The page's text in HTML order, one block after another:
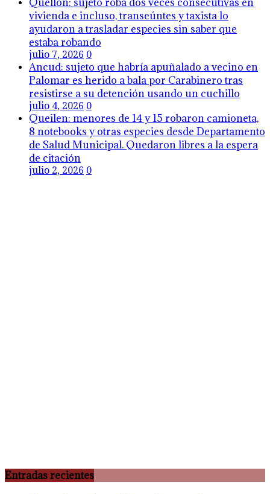
vivienda e incluso, transeúntes y taxista lo
ayudaron a trasladar especies sin saber que
estaba robando
julio 7, 2026 0
Ancud: sujeto que habría apuñalado a vecino en
Palomar es herido a bala por Carabinero tras
resistirse a su detención usando un cuchillo
julio 4, 2026 0
Queilen: menores de 14 y 15 robaron camioneta,
8 notebooks y otras especies desde Departamento
de Salud Municipal. Quedaron libres a la espera
de citación
julio 2, 2026 0
Entradas recientes